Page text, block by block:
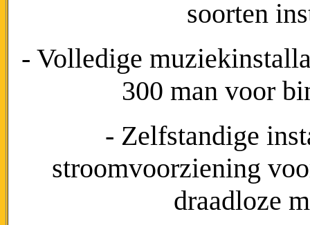
soorten
- Volledige
300 man voor
- Zelfstandige
stroomvoorziening
draadloze